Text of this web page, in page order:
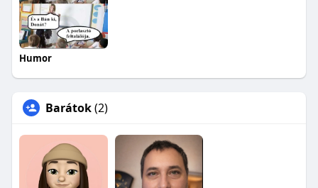
Humor
Barátok(2)